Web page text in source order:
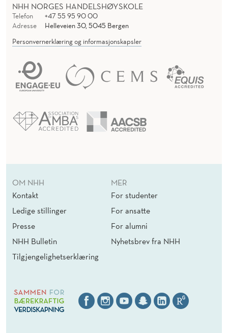
NHH NORGES HANDELSHØYSKOLE
Telefon
+47 55 95 90 00
Adresse
Helleveien 30, 5045 Bergen
Personvernerklæring og informasjonskapsler
OM NHH
Kontakt
Ledige stillinger
Presse
NHH Bulletin
Tilgjengelighetserklæring
MER
For studenter
For ansatte
For alumni
Nyhetsbrev fra NHH